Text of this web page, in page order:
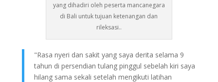
yang dihadiri oleh peserta mancanegara
di Bali untuk tujuan ketenangan dan
rileksasi..
"Rasa nyeri dan sakit yang saya derita selama 9
tahun di persendian tulang pinggul sebelah kiri saya
hilang sama sekali setelah mengikuti latihan